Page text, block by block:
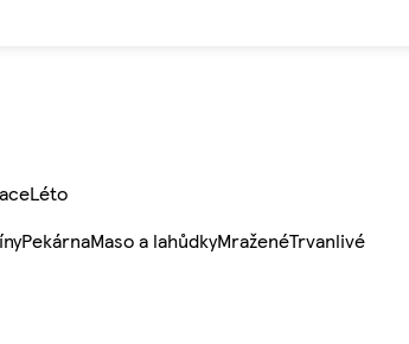
Léto
PekárnaMaso a lahůdkyMraženéTrvanlivé